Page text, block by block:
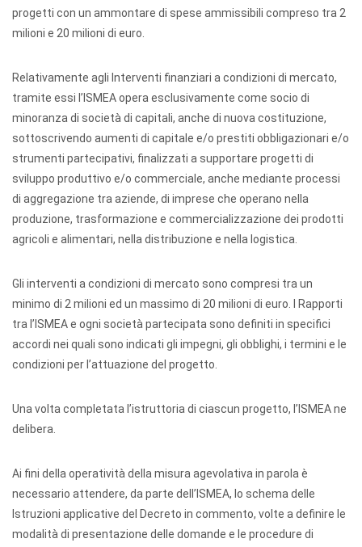
progetti con un ammontare di spese ammissibili compreso tra 2
milioni e 20 milioni di euro.
Relativamente agli Interventi finanziari a condizioni di mercato,
tramite essi l’ISMEA opera esclusivamente come socio di
minoranza di società di capitali, anche di nuova costituzione,
sottoscrivendo aumenti di capitale e/o prestiti obbligazionari e/o
strumenti partecipativi, finalizzati a supportare progetti di
sviluppo produttivo e/o commerciale, anche mediante processi
di aggregazione tra aziende, di imprese che operano nella
produzione, trasformazione e commercializzazione dei prodotti
agricoli e alimentari, nella distribuzione e nella logistica.
Gli interventi a condizioni di mercato sono compresi tra un
minimo di 2 milioni ed un massimo di 20 milioni di euro. I Rapporti
tra l’ISMEA e ogni società partecipata sono definiti in specifici
accordi nei quali sono indicati gli impegni, gli obblighi, i termini e le
condizioni per l’attuazione del progetto.
Una volta completata l’istruttoria di ciascun progetto, l’ISMEA ne
delibera.
Ai fini della operatività della misura agevolativa in parola è
necessario attendere, da parte dell’ISMEA, lo schema delle
Istruzioni applicative del Decreto in commento, volte a definire le
modalità di presentazione delle domande e le procedure di